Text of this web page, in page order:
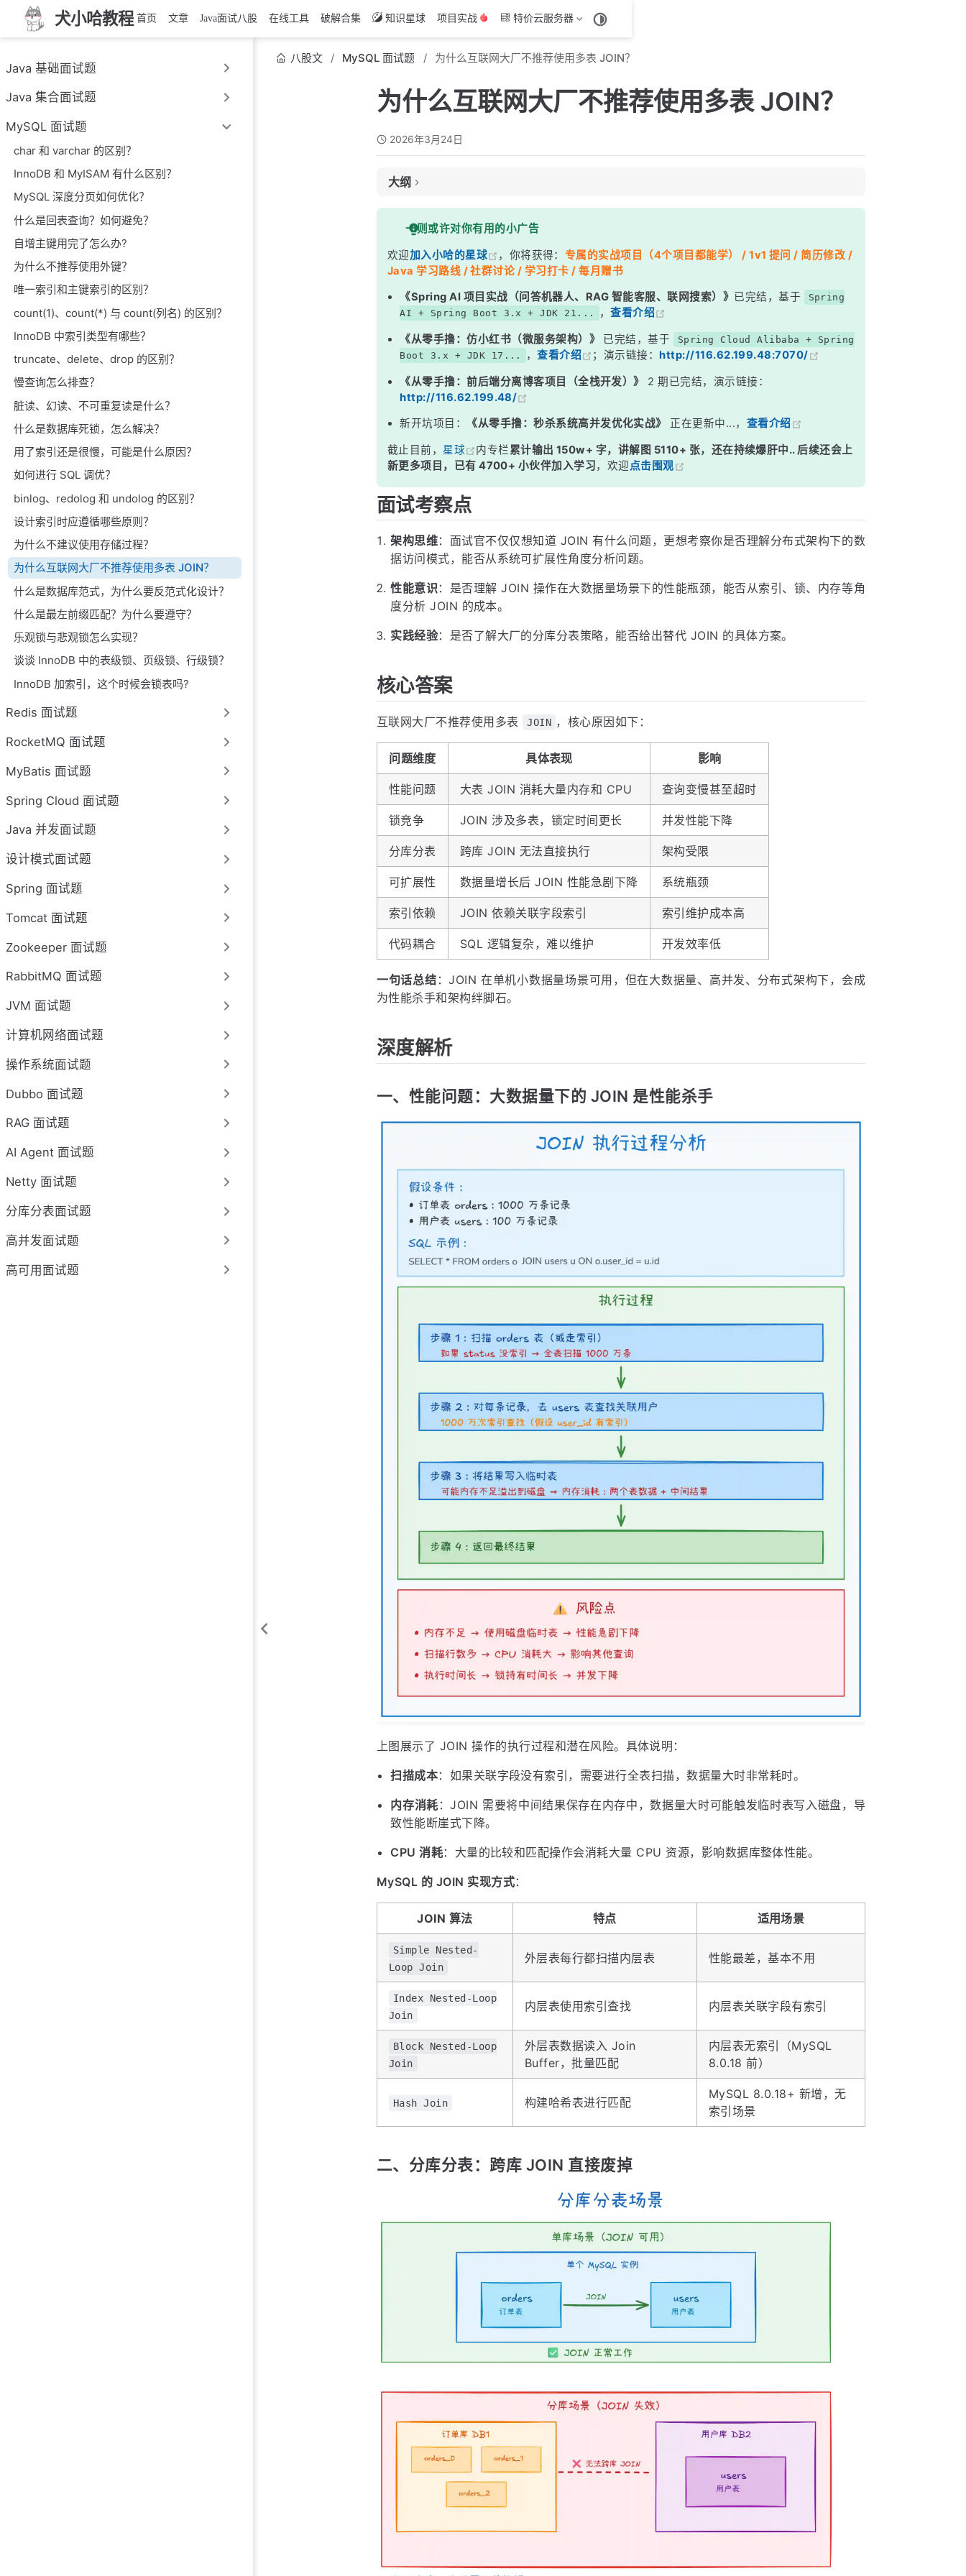
犬小哈教程 首页 文章 Java面试八股 在线工具 破解合集 知识星球 项目实战 特价云服务器
Java 基础面试题
Java 集合面试题
MySQL 面试题
char 和 varchar 的区别？
InnoDB 和 MyISAM 有什么区别？
MySQL 深度分页如何优化？
什么是回表查询？如何避免？
自增主键用完了怎么办?
为什么不推荐使用外键？
唯一索引和主键索引的区别？
count(1)、count(*) 与 count(列名) 的区别？
InnoDB 中索引类型有哪些？
truncate、delete、drop 的区别？
慢查询怎么排查？
脏读、幻读、不可重复读是什么？
什么是数据库死锁，怎么解决？
用了索引还是很慢，可能是什么原因？
如何进行 SQL 调优？
binlog、redolog 和 undolog 的区别？
设计索引时应遵循哪些原则？
为什么不建议使用存储过程？
为什么互联网大厂不推荐使用多表 JOIN？
什么是数据库范式，为什么要反范式化设计？
什么是最左前缀匹配？为什么要遵守？
乐观锁与悲观锁怎么实现？
谈谈 InnoDB 中的表级锁、页级锁、行级锁？
InnoDB 加索引，这个时候会锁表吗?
Redis 面试题
RocketMQ 面试题
MyBatis 面试题
Spring Cloud 面试题
Java 并发面试题
设计模式面试题
Spring 面试题
Tomcat 面试题
Zookeeper 面试题
RabbitMQ 面试题
JVM 面试题
计算机网络面试题
操作系统面试题
Dubbo 面试题
RAG 面试题
AI Agent 面试题
Netty 面试题
分库分表面试题
高并发面试题
高可用面试题
八股文 MySQL 面试题 为什么互联网大厂不推荐使用多表 JOIN？
为什么互联网大厂不推荐使用多表 JOIN？
2026年3月24日
大纲
面试考察点
核心答案
深度解析
二、分库分表：跨库 JOIN 直接废掉
三、替代方案：应用层组装数据
四、数据冗余：空间换时间
五、什么时候可以用 JOIN？
面试高频追问
常见面试变体
记忆口诀
一则或许对你有用的小广告
欢迎加入小哈的星球 ，你将获得： 专属的实战项目（4个项目都能学） / 1v1 提问 / 简历修改 /
Java 学习路线 / 社群讨论 / 学习打卡 / 每月赠书
《Spring AI 项目实战（问答机器人、RAG 智能客服、联网搜索）》 已完结，基于
Spring
AI + Spring Boot 3.x + JDK 21...
，查看介绍
《从零手撸：仿小红书（微服务架构）》 已完结，基于
Spring Cloud Alibaba + Spring
Boot 3.x + JDK 17...
，查看介绍 ；演示链接：http://116.62.199.48:7070/
《从零手撸：前后端分离博客项目（全栈开发）》
2 期已完结，演示链接：
http://116.62.199.48/
新开坑项目： 《从零手撸：秒杀系统高并发优化实战》 正在更新中...， 查看介绍
截止目前， 星球 内专栏累计输出 150w+ 字，讲解图 5110+ 张，还在持续爆肝中.. 后续还会上
新更多项目，已有 4700+ 小伙伴加入学习，欢迎点击围观
面试考察点
架构思维：面试官不仅仅想知道 JOIN 有什么问题，更想考察你是否理解分布式架构下的数
据访问模式，能否从系统可扩展性角度分析问题。
性能意识：是否理解 JOIN 操作在大数据量场景下的性能瓶颈，能否从索引、锁、内存等角
度分析 JOIN 的成本。
实践经验：是否了解大厂的分库分表策略，能否给出替代 JOIN 的具体方案。
核心答案
互联网大厂不推荐使用多表 JOIN ，核心原因如下：
问题维度 具体表现 影响
性能问题 大表 JOIN 消耗大量内存和 CPU 查询变慢甚至超时
锁竞争 JOIN 涉及多表，锁定时间更长 并发性能下降
分库分表 跨库 JOIN 无法直接执行 架构受限
可扩展性 数据量增长后 JOIN 性能急剧下降 系统瓶颈
索引依赖 JOIN 依赖关联字段索引 索引维护成本高
代码耦合 SQL 逻辑复杂，难以维护 开发效率低
一句话总结 ：JOIN 在单机小数据量场景可用，但在大数据量、高并发、分布式架构下，会成
为性能杀手和架构绊脚石。
深度解析
一、性能问题：大数据量下的 JOIN 是性能杀手
上图展示了 JOIN 操作的执行过程和潜在风险。具体说明：
扫描成本：如果关联字段没有索引，需要进行全表扫描，数据量大时非常耗时。
内存消耗 ：JOIN 需要将中间结果保存在内存中，数据量大时可能触发临时表写入磁盘，导
致性能断崖式下降。
CPU 消耗：大量的比较和匹配操作会消耗大量 CPU 资源，影响数据库整体性能。
MySQL 的 JOIN 实现方式：
JOIN 算法 特点 适用场景
Simple Nested-
Loop Join
外层表每行都扫描内层表 性能最差，基本不用
Index Nested-Loop
Join
内层表使用索引查找 内层表关联字段有索引
Block Nested-Loop
Join
外层表数据读入 Join
Buffer，批量匹配
内层表无索引（MySQL
8.0.18 前）
Hash Join 构建哈希表进行匹配
MySQL 8.0.18+ 新增，无
索引场景
二、分库分表：跨库 JOIN 直接废掉